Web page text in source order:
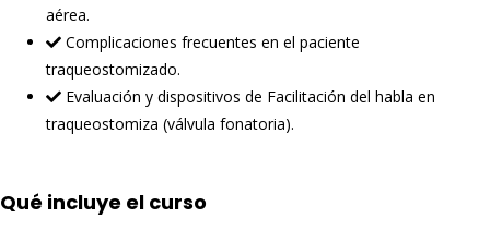
aérea.
Complicaciones frecuentes en el paciente
traqueostomizado.
Evaluación y dispositivos de Facilitación del habla en
traqueostomiza (válvula fonatoria).
Qué incluye el curso